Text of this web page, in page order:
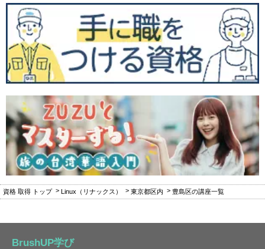
資格 取得 トップ Linux（リナックス） 東京都区内 豊島区の講座一覧
BrushUP学び